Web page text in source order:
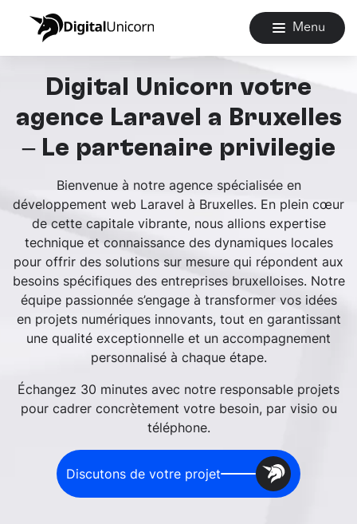
Menu
Digital Unicorn votre
agence Laravel à Bruxelles
– Le partenaire privilégié
Bienvenue à notre agence spécialisée en
développement web Laravel à Bruxelles. En plein cœur
de cette capitale vibrante, nous allions expertise
technique et connaissance des dynamiques locales
pour offrir des solutions sur mesure qui répondent aux
besoins spécifiques des entreprises bruxelloises. Notre
équipe passionnée s’engage à transformer vos idées
en projets numériques innovants, tout en garantissant
une qualité exceptionnelle et un accompagnement
personnalisé à chaque étape.
Échangez 30 minutes avec notre responsable projets
pour cadrer concrètement votre besoin, par visio ou
téléphone.
Discutons de votre projet